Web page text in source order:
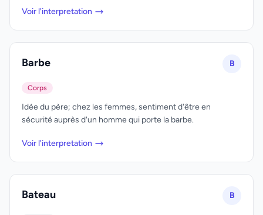
Voir l'interpretation
Barbe B
Corps
Idée du père; chez les femmes, sentiment d'être en
sécurité auprès d'un homme qui porte la barbe.
Voir l'interpretation
Bateau B